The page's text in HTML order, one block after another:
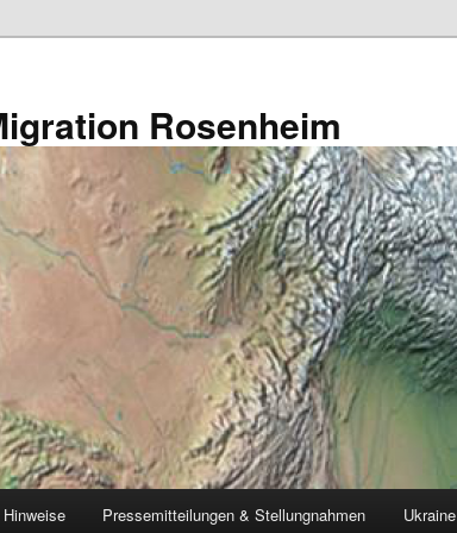
Rosenheim
Pressemitteilungen & Stellungnahmen Ukraine